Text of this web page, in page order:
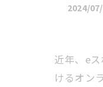
2024/
近年、e
けるオン